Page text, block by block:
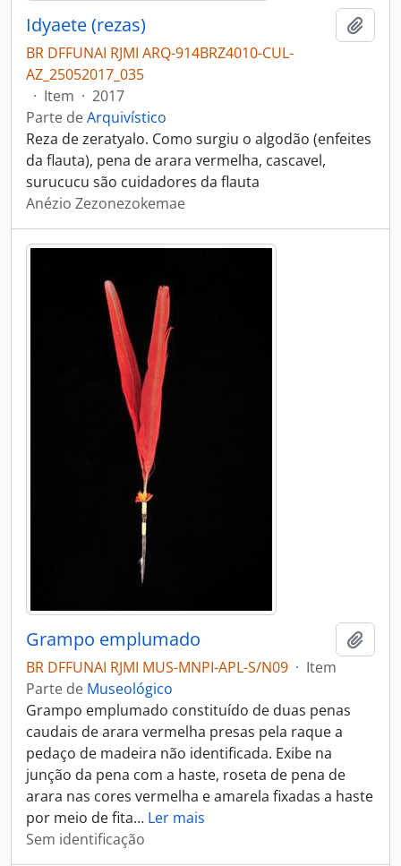
Idyaete (rezas)
BR DFFUNAI RJMI ARQ-914BRZ4010-CUL-
AZ_25052017_035
· Item · 2017
Parte deArquivístico
Reza de zeratyalo. Como surgiu o algodão (enfeites
da flauta), pena de arara vermelha, cascavel,
surucucu são cuidadores da flauta
Anézio Zezonezokemae
Grampo emplumado
BR DFFUNAI RJMI MUS-MNPI-APL-S/N09 · Item
Parte de Museológico
Grampo emplumado constituído de duas penas
caudais de arara vermelha presas pela raque a
pedaço de madeira não identificada. Exibe na
junção da pena com a haste, roseta de pena de
arara nas cores vermelha e amarela fixadas a haste
por meio de fita… Ler mais
Sem identificação